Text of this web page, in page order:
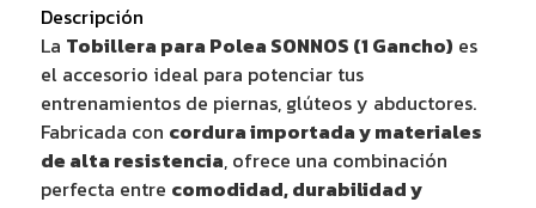
Descripción
La Tobillera para Polea SONNOS (1 Gancho) es
el accesorio ideal para potenciar tus
entrenamientos de piernas, glúteos y abductores.
Fabricada con cordura importada y materiales
de alta resistencia, ofrece una combinación
perfecta entre comodidad, durabilidad y